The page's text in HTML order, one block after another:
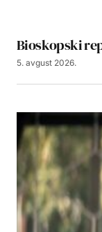
Bioskopski
5. avgust 2026.